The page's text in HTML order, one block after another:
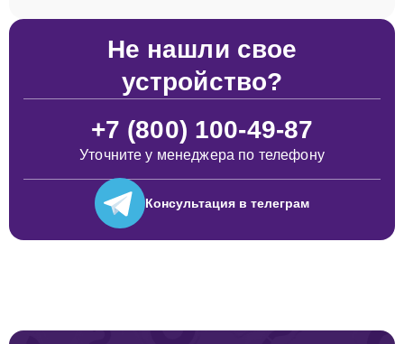
Не нашли свое
устройство?
+7 (800) 100-49-87
Уточните у менеджера по телефону
Консультация в телеграм